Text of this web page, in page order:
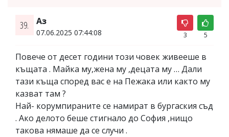
39. Аз
07.06.2025 07:44:08 3 5
Повече от десет години този човек живееше в
къщата . Майка му,жена му ,децата му … Дали
тази къща според вас е на Пежака или както му
казват там ?
Най- корумпираните се намират в бургаския съд
. Ако делото беше стигнало до София ,нищо
такова нямаше да се случи .